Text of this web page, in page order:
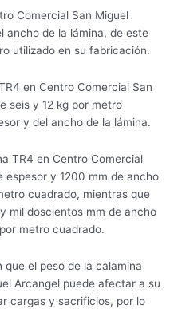
Comercial San Miguel
ancho de la lámina, de este
utilizado en su fabricación.
en Centro Comercial San
seis y 12 kg por metro
y del ancho de la lámina.
TR4 en Centro Comercial
espesor y 1200 mm de ancho
cuadrado, mientras que
mil doscientos mm de ancho
metro cuadrado.
el peso de la calamina
Arcangel puede afectar a su
cargas y sacrificios, por lo